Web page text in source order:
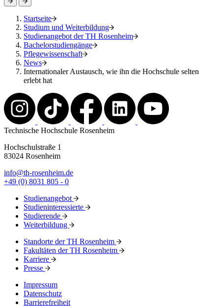
Startseite
Studium und Weiterbildung
Studienangebot der TH Rosenheim
Bachelorstudiengänge
Pflegewissenschaft
News
Internationaler Austausch, wie ihn die Hochschule selten
erlebt hat
Technische Hochschule Rosenheim
Hochschulstraße 1
83024 Rosenheim
info@th-rosenheim.de
+49 (0) 8031 805 - 0
Studienangebot
Studieninteressierte
Studierende
Weiterbildung
Standorte der TH Rosenheim
Fakultäten der TH Rosenheim
Karriere
Presse
Impressum
Datenschutz
Barrierefreiheit